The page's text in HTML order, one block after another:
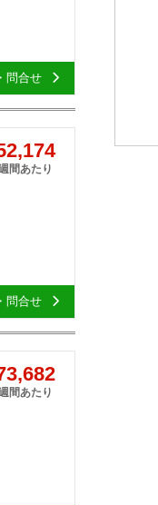
問合せ
間あたり
問合せ
間あたり